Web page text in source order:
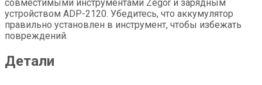
совместимыми инструментами Zegor и зарядным
устройством ADP-2120. Убедитесь, что аккумулятор
правильно установлен в инструмент, чтобы избежать
повреждений.
Детали